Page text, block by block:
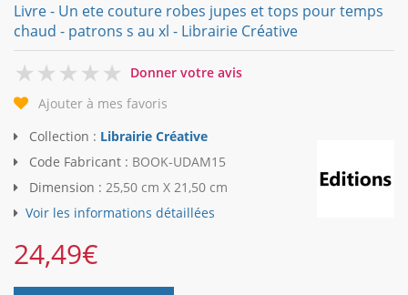
Livre - Un ete couture robes jupes et tops pour temps
chaud - patrons s au xl - Librairie Créative
0
Donner votre avis
Ajouter à mes favoris
Collection : Librairie Créative
Code Fabricant : BOOK-UDAM15
Dimension : 25,50 cm X 21,50 cm
Voir les informations détaillées
24,49€